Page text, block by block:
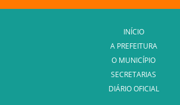
INÍCIO
A PREFEITURA
O MUNICÍPIO
SECRETARIAS
DIÁRIO OFICIAL